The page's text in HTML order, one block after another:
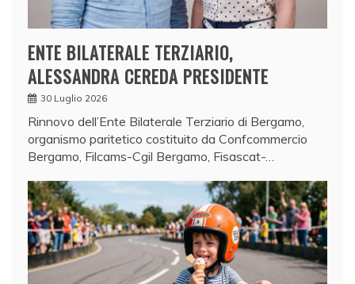
ENTE BILATERALE TERZIARIO,
ALESSANDRA CEREDA PRESIDENTE
30 Luglio 2026
Rinnovo dell’Ente Bilaterale Terziario di Bergamo,
organismo paritetico costituito da Confcommercio
Bergamo, Filcams-Cgil Bergamo, Fisascat-…